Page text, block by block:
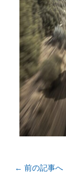
← 前の記事へ